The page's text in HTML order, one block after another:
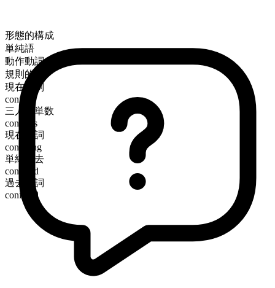
形態的構成
単純語
動作動詞
規則的
現在時制
confide
三人称単数
confides
現在分詞
confiding
単純過去
confided
過去分詞
confided